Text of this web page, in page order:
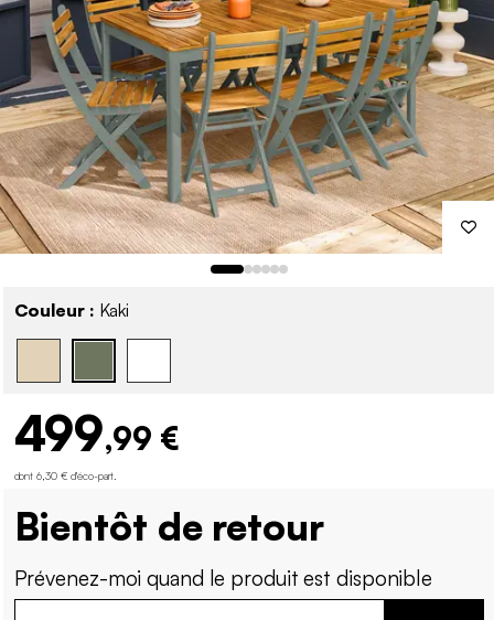
Couleur : Kaki
499,99 €
dont 6,30 € d'éco-part
Bientôt de retour
Prévenez-moi quand le produit est disponible